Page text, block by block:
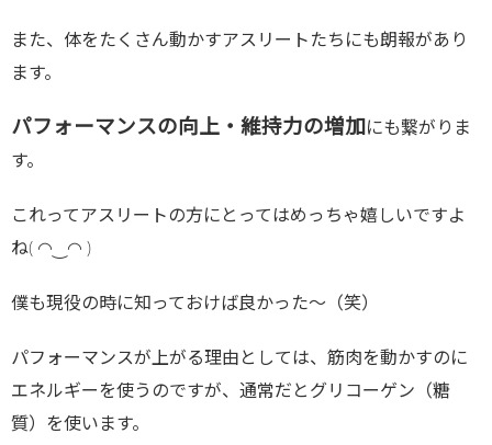
また、体をたくさん動かすアスリートたちにも朗報があり
ます。
パフォーマンスの向上・維持力の増加 にも繋がりま
す。
これってアスリートの方にとってはめっちゃ嬉しいですよ
ね( ◠‿◠ )
僕も現役の時に知っておけば良かった〜（笑）
パフォーマンスが上がる理由としては、筋肉を動かすのに
エネルギーを使うのですが、通常だとグリコーゲン（糖
質）を使います。